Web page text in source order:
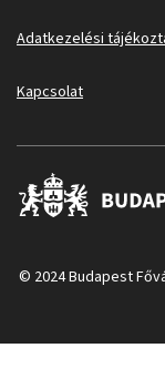
Adatkezelési
Kapcsolat
© 2024 Budapest